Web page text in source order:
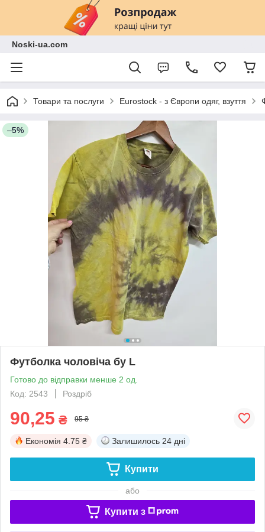
Noski-ua.com
Товари та послуги Eurostock - з Європи одяг, взуття
–5%
Футболка чоловіча бу L
Готово до відправки менше 2 од.
Код: 2543
Роздріб
90,25 ₴ 95 ₴
Економія 4.75 ₴ Залишилось 24 дні
Купити
або
Купити з